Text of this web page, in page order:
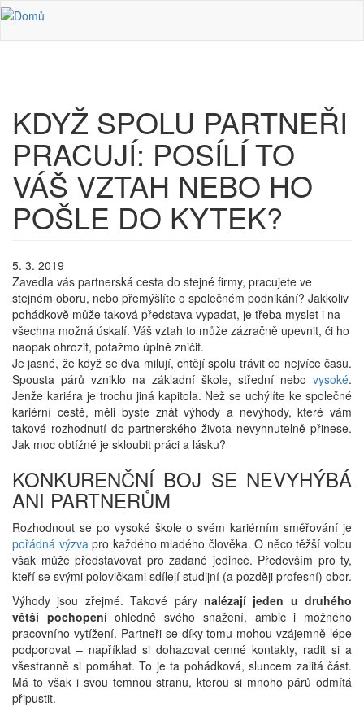
Přejít k hlavnímu obsahu
KDYŽ SPOLU PARTNEŘI
PRACUJÍ: POSÍLÍ TO
VÁŠ VZTAH NEBO HO
POŠLE DO KYTEK?
5. 3. 2019
Zavedla vás partnerská cesta do stejné firmy, pracujete ve
stejném oboru, nebo přemýšlíte o společném podnikání? Jakkoliv
pohádkově může taková představa vypadat, je třeba myslet i na
všechna možná úskalí. Váš vztah to může zázračně upevnit, či ho
naopak ohrozit, potažmo úplně zničit.
Je jasné, že když se dva milují, chtějí spolu trávit co nejvíce času.
Spousta párů vzniklo na základní škole, střední nebo vysoké.
Jenže kariéra je trochu jiná kapitola. Než se uchýlíte ke společné
kariérní cestě, měli byste znát výhody a nevýhody, které vám
takové rozhodnutí do partnerského života nevyhnutelně přinese.
Jak moc obtížné je skloubit práci a lásku?
KONKURENČNÍ BOJ SE NEVYHÝBÁ
ANI PARTNERŮM
Rozhodnout se po vysoké škole o svém kariérním směřování je
pořádná výzvapro každého mladého člověka. O něco těžší volbu
však může představovat pro zadané jedince. Především pro ty,
kteří se svými polovičkami sdílejí studijní (a později profesní) obor.
Výhody jsou zřejmé. Takové páry nalézají jeden u druhého
větší pochopeníohledně svého snažení, ambic i možného
pracovního vytížení. Partneři se díky tomu mohou vzájemně lépe
podporovat – například si dohazovat cenné kontakty, radit si a
všestranně si pomáhat. To je ta pohádková, sluncem zalitá část.
Má to však i svou temnou stranu, kterou si mnoho párů odmítá
připustit.